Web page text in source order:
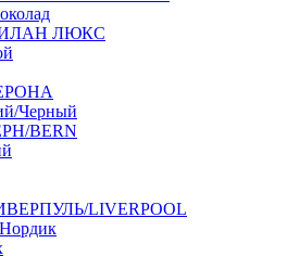
МИЛАН ЛЮКС
Черный
BERN
LIVERPOOL